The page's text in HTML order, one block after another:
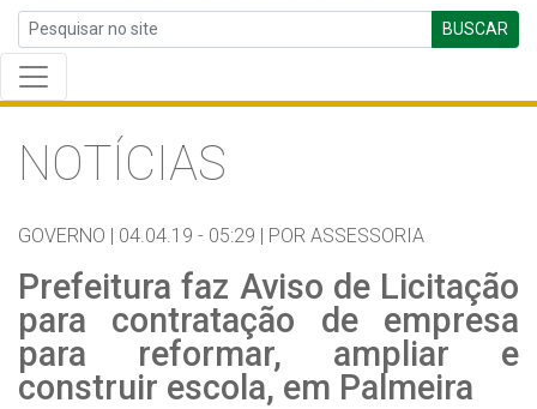
BUSCAR
NOTÍCIAS
GOVERNO | 04.04.19 - 05:29 | POR ASSESSORIA
Prefeitura faz Aviso de Licitação
para contratação de empresa
para reformar, ampliar e
construir escola, em Palmeira